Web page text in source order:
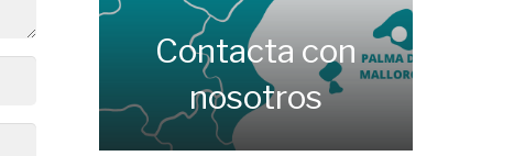
Contacta con
nosotros